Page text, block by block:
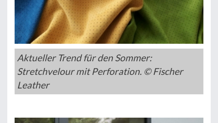
Aktueller Trend für den Sommer:
Stretchvelour mit Perforation. © Fischer
Leather